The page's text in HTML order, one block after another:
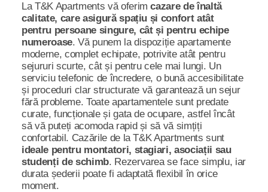
La T&K Apartments vă oferimcazare de înaltă
calitate, care asigură spațiu și confort atât
pentru persoane singure, cât și pentru echipe
numeroase. Vă punem la dispoziție apartamente
moderne, complet echipate, potrivite atât pentru
sejururi scurte, cât și pentru cele mai lungi. Un
serviciu telefonic de încredere, o bună accesibilitate
și proceduri clar structurate vă garantează un sejur
fără probleme. Toate apartamentele sunt predate
curate, funcționale și gata de ocupare, astfel încât
să vă puteți acomoda rapid și să vă simțiți
confortabil. Cazările de la T&K Apartments sunt
ideale pentru montatori, stagiari, asociații sau
studenți de schimb. Rezervarea se face simplu, iar
durata șederii poate fi adaptată flexibil în orice
moment.